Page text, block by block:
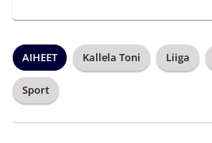
AIHEET Kallela Toni Liiga
Sport